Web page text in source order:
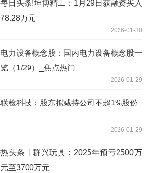
每日头条!坤博精工：1月29日获融资买入
78.28万元
2026-01-30
电力设备概念股：国内电力设备概念股一
览（1/29）_焦点热门
2026-01-29
联检科技：股东拟减持公司不超1%股份
2026-01-29
热头条丨群兴玩具：2025年预亏2500万
元至3700万元